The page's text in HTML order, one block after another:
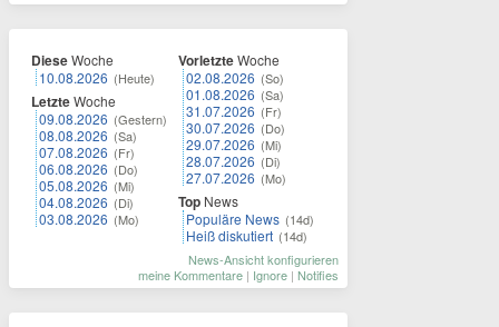
DieseWoche
10.08.2026 (Heute)
LetzteWoche
09.08.2026 (Gestern)
08.08.2026 (Sa)
07.08.2026 (Fr)
06.08.2026 (Do)
05.08.2026 (Mi)
04.08.2026 (Di)
03.08.2026 (Mo)
VorletzteWoche
02.08.2026 (So)
01.08.2026 (Sa)
31.07.2026 (Fr)
30.07.2026 (Do)
29.07.2026 (Mi)
28.07.2026 (Di)
27.07.2026 (Mo)
Top News
Populäre News (14d)
Heiß diskutiert (14d)
News-Ansicht konfigurieren
meine Kommentare | Ignore | Notifies